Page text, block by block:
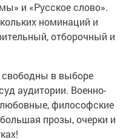
и «Русское слово».
номинаций и
отборочный и
свободны в выборе
аудитории. Военно-
философские
прозы, очерки и